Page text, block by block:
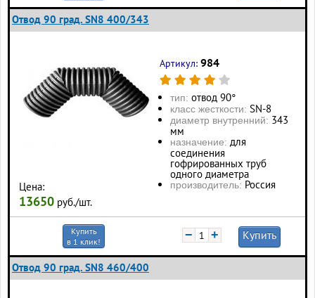
Отвод 90 град. SN8 400/343
Цена:
13650 руб./шт.
Артикул: 984
тип: отвод 90°
класс жесткости: SN-8
диаметр внутренний: 343
мм
назначение: для
соединения
гофрированных труб
одного диаметра
производитель: Россия
Купить
в 1 клик!
− + Купить
Отвод 90 град. SN8 460/400